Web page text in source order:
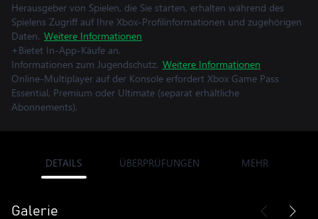
Herausgeber von Spielen, die Sie starten, erhalten während des
Spielens Zugriff auf Ihre Xbox-Profilinformationen und zugehörigen
Daten. Weitere Informationen
+Bietet In-App-Käufe an.
Informationen zum Jugendschutz. Weitere Informationen
Online-Multiplayer auf der Konsole erfordert Xbox Game Pass
Essential, Premium oder Ultimate (separat erhältliche
Abonnements).
DETAILS ÜBERPRÜFUNGEN MEHR
Galerie